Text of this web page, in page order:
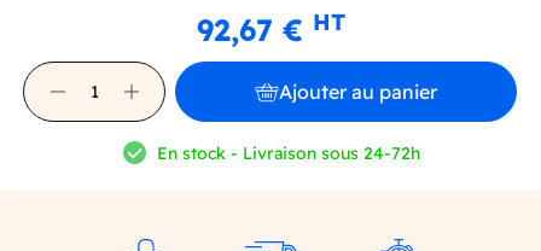
92,67 € HT
Ajouter au panier
En stock - Livraison sous 24-72h